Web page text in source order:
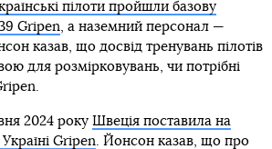
пілоти пройшли базову
Gripen, а наземний персонал —
казав, що досвід тренувань пілотів
для розмірковувань, чи потрібні
2024 року Швеція поставила на
Gripen. Йонсон казав, що про